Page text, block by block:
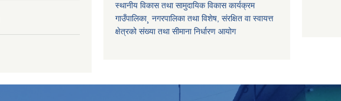
स्थानीय विकास तथा सामुदायिक विकास कार्यक्रम
गाउँपालिका¸ नगरपालिका तथा विशेष, संरक्षित वा स्वायत्त
क्षेत्रको संख्या तथा सीमाना निर्धारण आयोग